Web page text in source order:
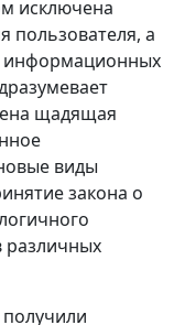
исключена
пользователя, а
информационных
щадящая
виды
закона о
различных